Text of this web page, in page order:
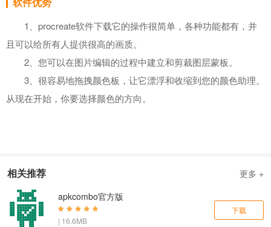
1、procreate软件下载它的操作很简单，各种功能都有，并
且可以给所有人提供很高的画质。
2、您可以在图片编辑的过程中建立和剪裁图层蒙板。
3、很容易地拖拽颜色板，让它漂浮和收缩到您的颜色助理。
从现在开始，你要选择颜色的方向。
相关推荐
更多 +
apkcombo官方版
| 16.6MB
下载